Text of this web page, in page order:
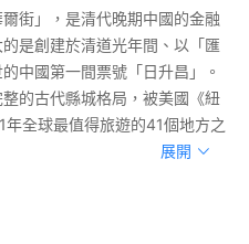
街」，是清代晚期中國的金融
是創建於清道光年間、以「匯
中國第一間票號「日升昌」。
的古代縣城格局，被美國《紐
年全球最值得旅遊的41個地方之
展開